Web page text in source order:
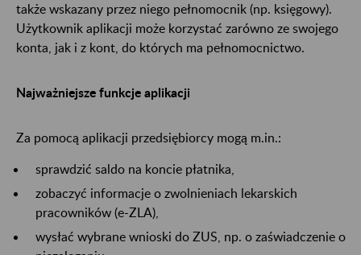
także wskazany przez niego pełnomocnik (np. księgowy).
Użytkownik aplikacji może korzystać zarówno ze swojego
konta, jak i z kont, do których ma pełnomocnictwo.
Najważniejsze funkcje aplikacji
Za pomocą aplikacji przedsiębiorcy mogą m.in.:
sprawdzić saldo na koncie płatnika,
zobaczyć informacje o zwolnieniach lekarskich
pracowników (e-ZLA),
wysłać wybrane wnioski do ZUS, np. o zaświadczenie o